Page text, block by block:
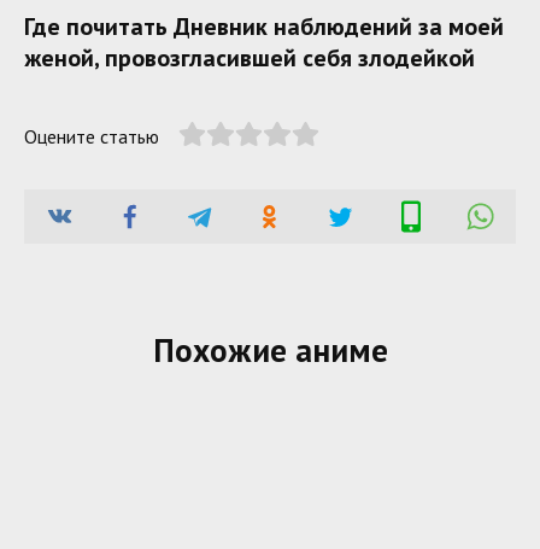
Где почитать Дневник наблюдений за моей
женой, провозгласившей себя злодейкой
Оцените статью
Похожие аниме